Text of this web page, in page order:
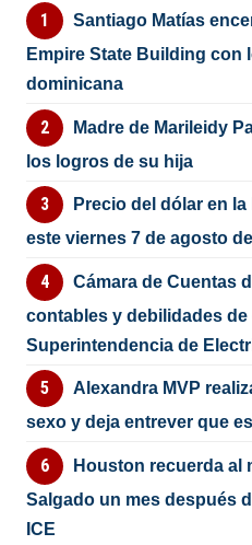
Santiago Matías
Empire State Building con
dominicana
Madre de Marileidy
los logros de su hija
Precio del dólar en
este viernes 7 de agosto
Cámara de Cuentas
contables y debilidades
Superintendencia de
Alexandra MVP
sexo y deja entrever que
Houston recuerda al
Salgado un mes después
ICE